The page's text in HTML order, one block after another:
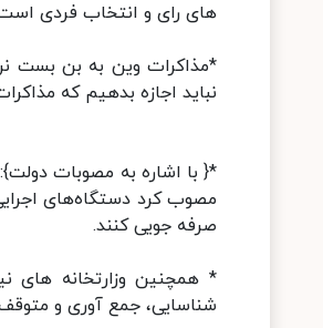
های رای و انتخاب فردی است
*مذاکرات وین به بن بست
نباید اجازه بدهیم که
*{ با اشاره به مصوبات
صرفه جویی کنند.
* همچنین وزارتخانه های
شناسایی، جمع آوری و متوقف